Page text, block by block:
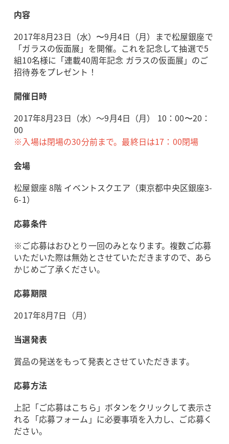
内容
2017年8月23日（水）〜9月4日（月）まで松屋銀座で
「ガラスの仮面展」を開催。これを記念して抽選で5
組10名様に「連載40周年記念 ガラスの仮面展」のご
招待券をプレゼント！
開催日時
2017年8月23日（水）～9月4日（月） 10：00〜20：
00
※入場は閉場の30分前まで。最終日は17：00閉場
会場
松屋銀座 8階 イベントスクエア（東京都中央区銀座3-
6-1）
応募条件
※ご応募はおひとり一回のみとなります。複数ご応募
いただいた際は無効とさせていただきますので、あら
かじめご了承ください。
応募期限
2017年8月7日（月）
当選発表
賞品の発送をもって発表とさせていただきます。
応募方法
上記「ご応募はこちら」ボタンをクリックして表示さ
れる「応募フォーム」に必要事項を入力し、ご応募く
ださい。